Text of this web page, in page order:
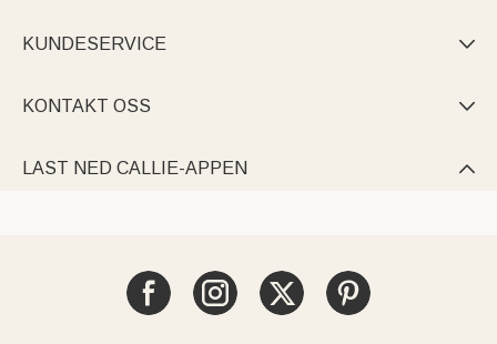
KUNDESERVICE 
KONTAKT OSS 
LAST NED CALLIE-APPEN 